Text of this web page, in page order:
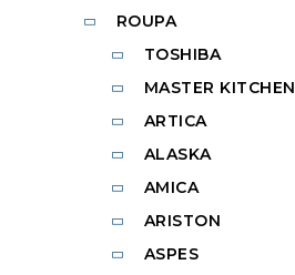
ROUPA
TOSHIBA
MASTER KITCHEN
ARTICA
ALASKA
AMICA
ARISTON
ASPES